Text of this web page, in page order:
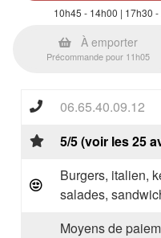
10h45 - 14h00 | 17h30
À emporter
Précommande pour 11h05
06.65.40.09.12
5/5 (voir les 25
Burgers, italien,
salades,
Moyens de